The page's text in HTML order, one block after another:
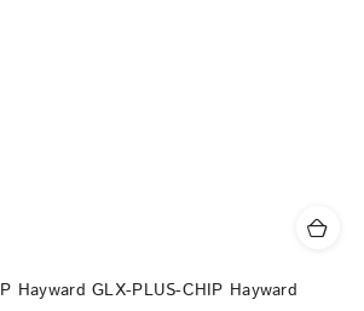
Hayward GLX-PLUS-CHIP Hayward